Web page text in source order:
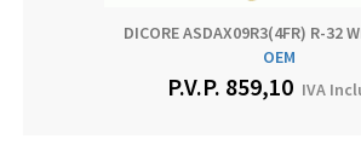
DICORE ASDAX09R3(4FR) R-32
OEM
P.V.P. 859,10 IVA